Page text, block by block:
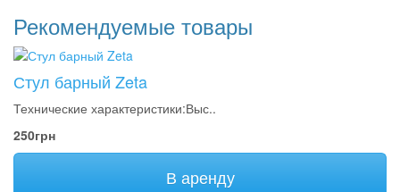
Рекомендуемые товары
Стул барный Zeta
Технические характеристики:Выс..
250грн
В аренду